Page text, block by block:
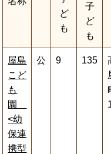
ど
も
子
ど
も
屋島
こど
も
園
<幼
保連
携型
公 9 135